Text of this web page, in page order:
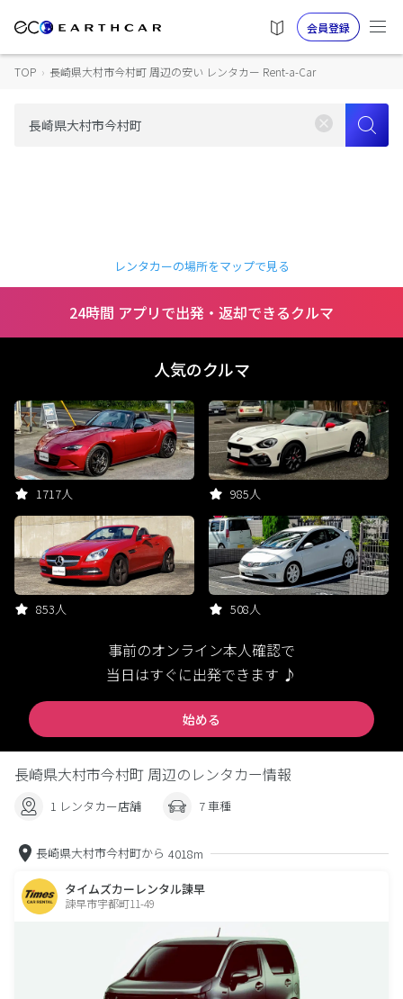
会員登録
TOP › 長崎県大村市今村町 周辺の安い レンタカー Rent-a-Car
レンタカーの場所をマップで見る
24時間 アプリで出発・返却できるクルマ
人気のクルマ
1717人 985人
853人 508人
事前のオンライン本人確認で
当日はすぐに出発できます ♪
始める
長崎県大村市今村町 周辺のレンタカー情報
1 レンタカー店舗 7 車種
長崎県大村市今村町から 4018m
タイムズカーレンタル諫早
諫早市宇都町11-49